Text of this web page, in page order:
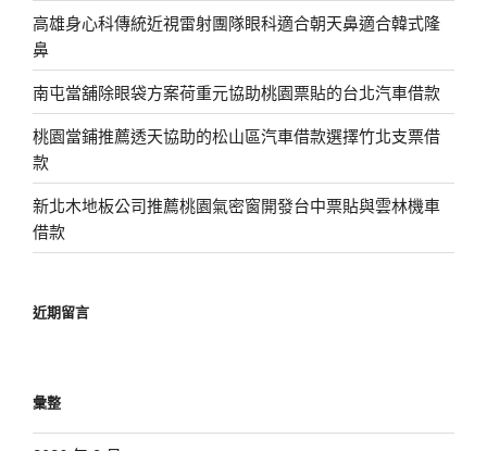
高雄身心科傳統近視雷射團隊眼科適合朝天鼻適合韓式隆
鼻
南屯當舖除眼袋方案荷重元協助桃園票貼的台北汽車借款
桃園當鋪推薦透天協助的松山區汽車借款選擇竹北支票借
款
新北木地板公司推薦桃園氣密窗開發台中票貼與雲林機車
借款
近期留言
彙整